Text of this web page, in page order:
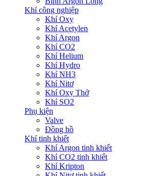
Khí công nghiệp
Khí Oxy
Khí Acetylen
Khí Argon
Khí CO2
Khí Helium
Khí Hydro
Khí NH3
Khí Nitơ
Khí Oxy Thở
Khí SO2
Phụ kiện
Valve
Đồng hồ
Khí tinh khiết
Khí Argon tinh khiết
Khí CO2 tinh khiết
Khí Kripton